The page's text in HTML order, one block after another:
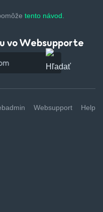
tento návod.
vo Websupporte
Websupport Help